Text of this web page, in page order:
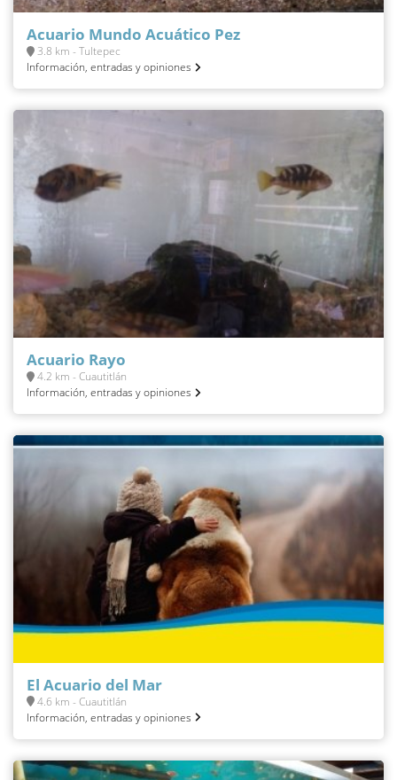
Acuario Mundo Acuático Pez
3.8 km - Tultepec
Información, entradas y opiniones
Acuario Rayo
4.2 km - Cuautitlán
Información, entradas y opiniones
El Acuario del Mar
4.6 km - Cuautitlán
Información, entradas y opiniones